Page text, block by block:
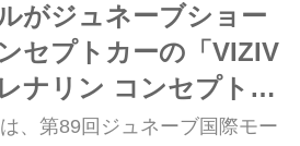
がジュネーブショー
セプトカーの「VIZIV
ナリン コンセプト」
、第89回ジュネーブ国際モー